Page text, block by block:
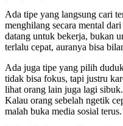
Ada tipe yang langsung cari
menghilang secara mental
datang untuk bekerja, bukan
terlalu cepat, auranya bisa
Ada juga tipe yang pilih
tidak bisa fokus, tapi justru
lihat orang lain juga lagi
Kalau orang sebelah ngetik
malah buka media sosial terus.